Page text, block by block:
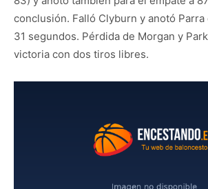
conclusión. Falló Clyburn y anotó Parra
31 segundos. Pérdida de Morgan y
victoria con dos tiros libres.